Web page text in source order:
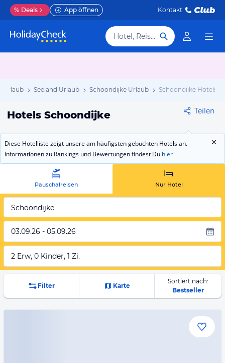
% Deals App öffnen Kontakt
Hotel, Reiseziel
Urlaub Seeland Urlaub Schoondijke Urlaub Schoondijke Hotels
Hotels Schoondijke Teilen
Diese Hotelliste zeigt unsere am häufigsten gebuchten Hotels an.
Informationen zu Rankings und Bewertungen findest Du hier
Pauschalreisen Nur Hotel
Schoondijke
03.09.26 - 05.09.26
2 Erw, 0 Kinder, 1 Zi.
Filter Karte
Sortiert nach:
Bestseller